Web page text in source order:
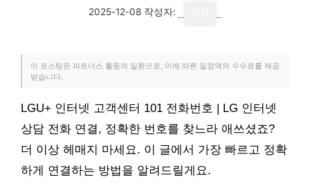
2025-12-08 작성자:
이 포스팅은 파트너스 활동의 일환으로, 이에 따른 일정액의 수수료를 제공
받습니다.
LGU+ 인터넷 고객센터 101 전화번호 | LG 인터넷
상담 전화 연결, 정확한 번호를 찾느라 애쓰셨죠?
더 이상 헤매지 마세요. 이 글에서 가장 빠르고 정확
하게 연결하는 방법을 알려드릴게요.